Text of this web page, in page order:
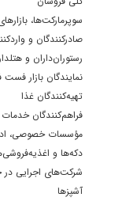
سوپرمارکت‌ها،
صادرکنندگان و
رستوران‌داران و
نمایندگان بازار فست
تهیه‌کنندگان غذا
فراهم‌کنندگان
مؤسسات خصوصی،
دکه‌ها و
شرکت‌های اجرایی در
آشپزها